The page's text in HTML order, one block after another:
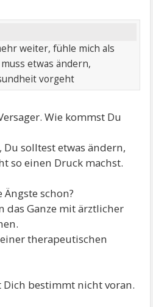
weiter, fühle mich als
etwas ändern,
vorgeht
Wie kommst Du
solltest etwas ändern,
so einen Druck machst.
schon?
das Ganze mit ärztlicher
therapeutischen
bestimmt nicht voran.